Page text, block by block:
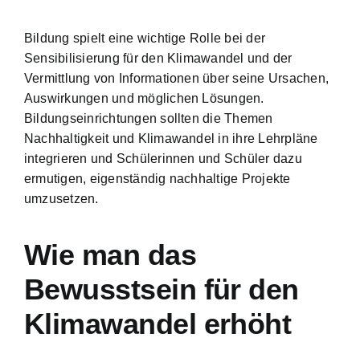
Bildung spielt eine wichtige Rolle bei der
Sensibilisierung für den Klimawandel und der
Vermittlung von Informationen über seine Ursachen,
Auswirkungen und möglichen Lösungen.
Bildungseinrichtungen sollten die Themen
Nachhaltigkeit und Klimawandel in ihre Lehrpläne
integrieren und Schülerinnen und Schüler dazu
ermutigen, eigenständig nachhaltige Projekte
umzusetzen.
Wie man das
Bewusstsein für den
Klimawandel erhöht